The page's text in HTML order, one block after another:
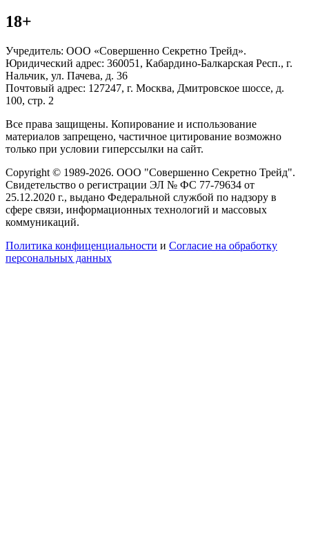
18+
Учредитель: ООО «Совершенно Секретно Трейд».
Юридический адрес: 360051, Кабардино-Балкарская Респ., г.
Нальчик, ул. Пачева, д. 36
Почтовый адрес: 127247, г. Москва, Дмитровское шоссе, д.
100, стр. 2
Все права защищены. Копирование и использование
материалов запрещено, частичное цитирование возможно
только при условии гиперссылки на сайт.
Copyright © 1989-2026. ООО "Совершенно Секретно Трейд".
Свидетельство о регистрации ЭЛ № ФС 77-79634 от
25.12.2020 г., выдано Федеральной службой по надзору в
сфере связи, информационных технологий и массовых
коммуникаций.
Политика конфиценциальности и Согласие на обработку
персональных данных